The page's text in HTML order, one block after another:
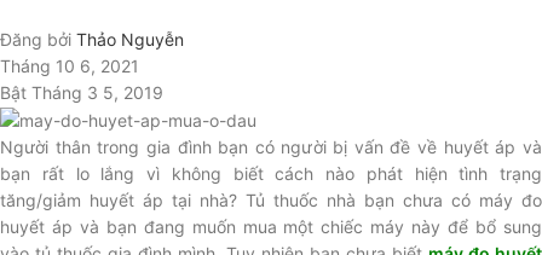
Đăng bởi Thảo Nguyễn
Tháng 10 6, 2021
Bật Tháng 3 5, 2019
Người thân trong gia đình bạn có người bị vấn đề về huyết áp và
bạn rất lo lắng vì không biết cách nào phát hiện tình trạng
tăng/giảm huyết áp tại nhà? Tủ thuốc nhà bạn chưa có máy đo
huyết áp và bạn đang muốn mua một chiếc máy này để bổ sung